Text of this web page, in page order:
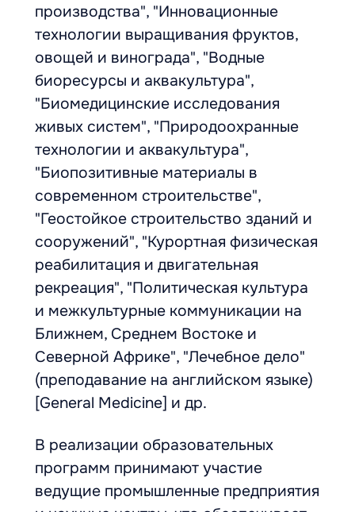
производства", "Инновационные
технологии выращивания фруктов,
овощей и винограда", "Водные
биоресурсы и аквакультура",
"Биомедицинские исследования
живых систем", "Природоохранные
технологии и аквакультура",
"Биопозитивные материалы в
современном строительстве",
"Геостойкое строительство зданий и
сооружений", "Курортная физическая
реабилитация и двигательная
рекреация", "Политическая культура
и межкультурные коммуникации на
Ближнем, Среднем Востоке и
Северной Африке", "Лечебное дело"
(преподавание на английском языке)
[General Medicine] и др.
В реализации образовательных
программ принимают участие
ведущие промышленные предприятия